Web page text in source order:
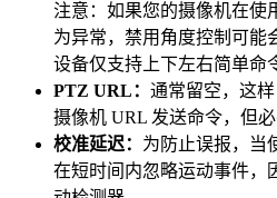
注意：如果您的摄像机在使
为异常，禁用角度控制可能
设备仅支持上下左右简单命
PTZ URL： 通常留空，这
摄像机 URL 发送命令，但必
校准延迟： 为防止误报，当
在短时间内忽略运动事件，